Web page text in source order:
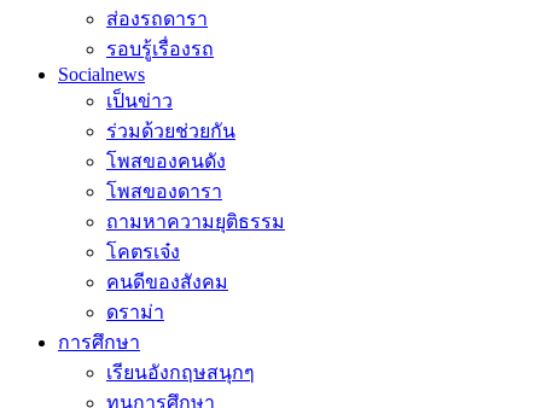
ส่องรถดารา
รอบรู้เรื่องรถ
Socialnews
เป็นข่าว
ร่วมด้วยช่วยกัน
โพสของคนดัง
โพสของดารา
ถามหาความยุติธรรม
โคตรเจ๋ง
คนดีของสังคม
ดราม่า
การศึกษา
เรียนอังกฤษสนุกๆ
ทุนการศึกษา